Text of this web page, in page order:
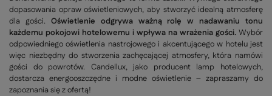
dopasowania opraw oświetleniowych, aby stworzyć idealną atmosferę
dla gości. Oświetlenie odgrywa ważną rolę w nadawaniu tonu
każdemu pokojowi hotelowemu i wpływa na wrażenia gości. Wybór
odpowiedniego oświetlenia nastrojowego i akcentującego w hotelu jest
więc niezbędny do stworzenia zachęcającej atmosfery, która namówi
gości do powrotów. Candellux, jako producent lamp hotelowych,
dostarcza energooszczędne i modne oświetlenie – zapraszamy do
zapoznania się z ofertą!